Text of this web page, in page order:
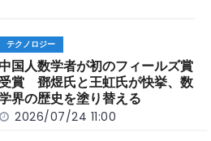
n
k
テクノロジー
国人数学者が初のフィールズ賞
受賞 鄧煜氏と王虹氏が快挙、数
界の歴史を塗り替える
2026/07/24 11:00